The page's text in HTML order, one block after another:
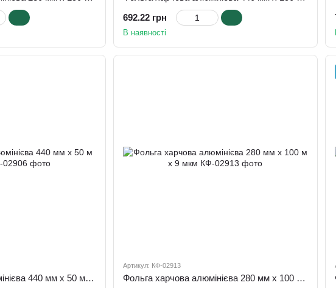
692.22 грн
В наявності
Фольга харчова алюмінієва 440 мм х 50 м х 9 мкм
Артикул: КФ-02913
Фольга харчова алюмінієва 280 мм х 100 м х 9 мкм